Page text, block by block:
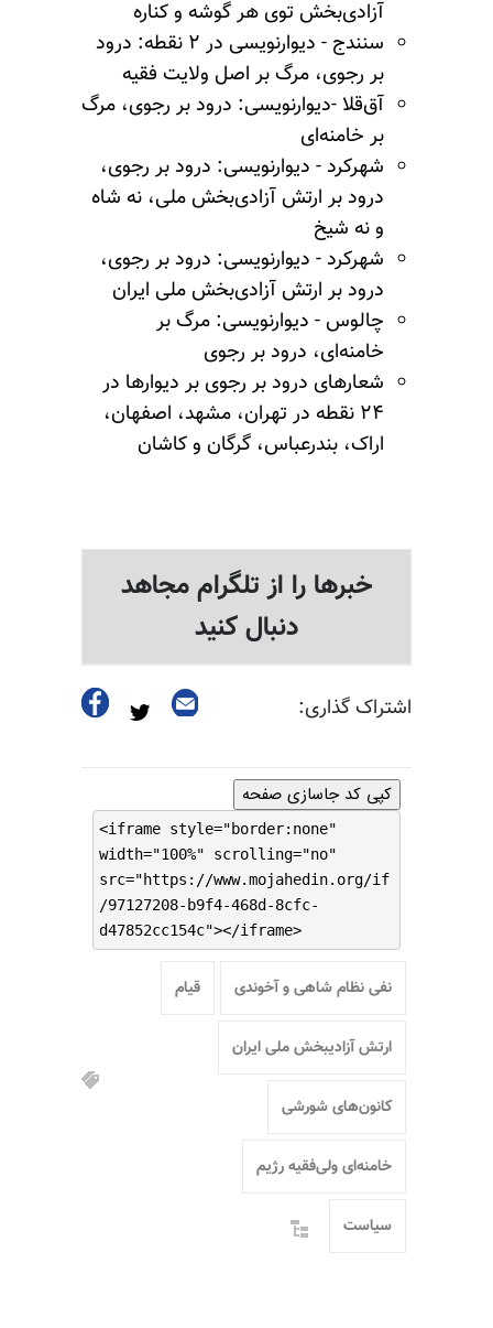
آزادی‌بخش توی هر گوشه و کناره
سنندج - دیوارنویسی در ۲ نقطه: درود
بر رجوی، مرگ بر اصل ولایت فقیه
آق‌قلا -دیوارنویسی: درود بر رجوی، مرگ
بر خامنه‌ای
شهرکرد - دیوارنویسی: درود بر رجوی،
درود بر ارتش آزادی‌بخش ملی، نه شاه
و نه شیخ
شهرکرد - دیوارنویسی: درود بر رجوی،
درود بر ارتش آزادی‌بخش ملی ایران
چالوس - دیوارنویسی: مرگ بر
خامنه‌ای، درود بر رجوی
شعارهای درود بر رجوی بر دیوارها در
۲۴ نقطه در تهران، مشهد، اصفهان،
اراک، بندرعباس، گرگان و کاشان
خبرها را از تلگرام مجاهد
دنبال کنید
اشتراک گذاری:
کپی کد جاسازی صفحه
<iframe style="border:none"
width="100%" scrolling="no"
src="https://www.mojahedin.org/if
/97127208-b9f4-468d-8cfc-
d47852cc154c"></iframe>
نفی نظام شاهی و آخوندی قیام
ارتش آزادیبخش ملی ایران
کانون‌های شورشی
خامنه‌ای ولی‌فقیه رژیم
سیاست